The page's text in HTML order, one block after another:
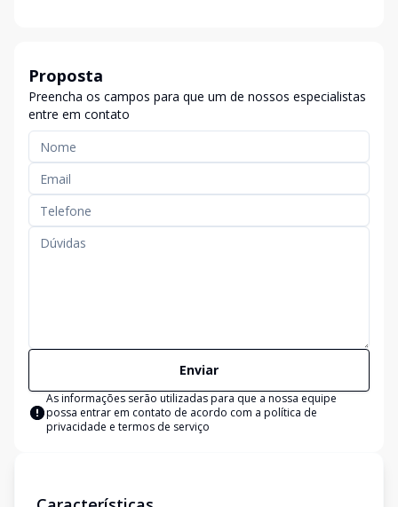
Proposta
Preencha os campos para que um de nossos especialistas
entre em contato
Enviar
As informações serão utilizadas para que a nossa equipe
possa entrar em contato de acordo com a política de
privacidade e termos de serviço